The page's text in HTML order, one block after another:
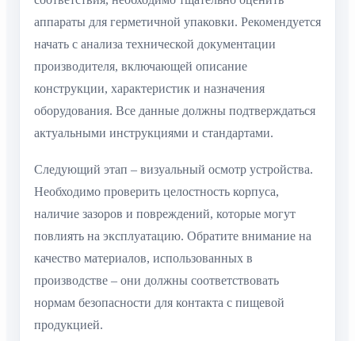
аппараты для герметичной упаковки. Рекомендуется
начать с анализа технической документации
производителя, включающей описание
конструкции, характеристик и назначения
оборудования. Все данные должны подтверждаться
актуальными инструкциями и стандартами.
Следующий этап – визуальный осмотр устройства.
Необходимо проверить целостность корпуса,
наличие зазоров и повреждений, которые могут
повлиять на эксплуатацию. Обратите внимание на
качество материалов, использованных в
производстве – они должны соответствовать
нормам безопасности для контакта с пищевой
продукцией.